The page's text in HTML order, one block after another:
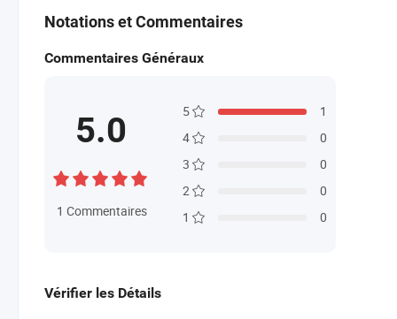
Notations et Commentaires
Commentaires Généraux
5.0
1 Commentaires
5
1
4
0
3
0
2
0
1
0
Vérifier les Détails